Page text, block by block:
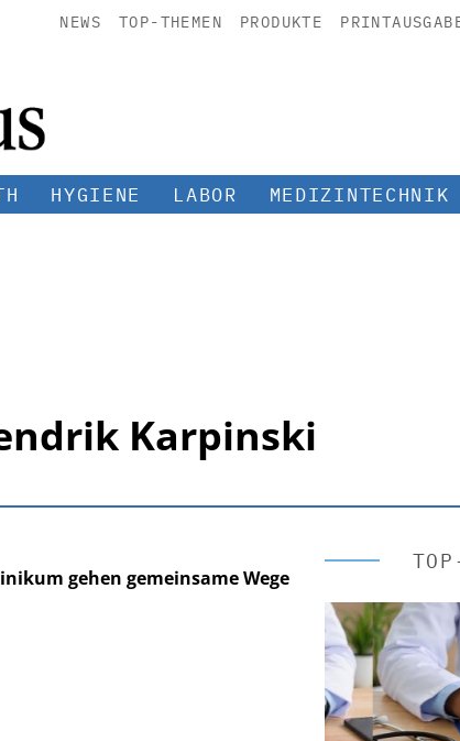
NEWS TOP-THEMEN PRODUKTE
HYGIENE LABOR MEDIZINTECHNIK
Karpinski
gehen gemeinsame Wege